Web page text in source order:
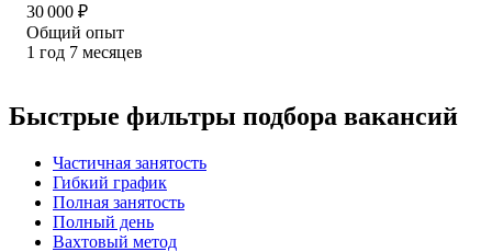
30 000 ₽
Общий опыт
1 год 7 месяцев
Быстрые фильтры подбора вакансий
Частичная занятость
Гибкий график
Полная занятость
Полный день
Вахтовый метод